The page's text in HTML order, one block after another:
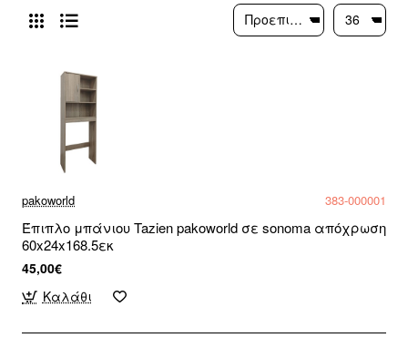
pakoworld 383-000001
Έπιπλο μπάνιου Tazien pakoworld σε sonoma απόχρωση
60x24x168.5εκ
45,00€
Καλάθι